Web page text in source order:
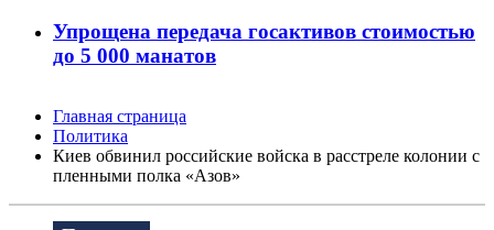
Упрощена передача госактивов стоимостью
до 5 000 манатов
Главная страница
Политика
Киев обвинил российские войска в расстреле колонии с
пленными полка «Азов»